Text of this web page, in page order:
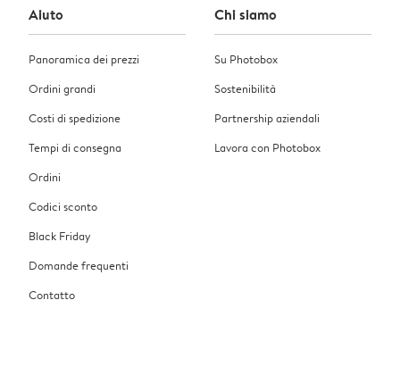
Aiuto
Panoramica dei prezzi
Ordini grandi
Costi di spedizione
Tempi di consegna
Ordini
Codici sconto
Black Friday
Domande frequenti
Contatto
Chi siamo
Su Photobox
Sostenibilità
Partnership aziendali
Lavora con Photobox